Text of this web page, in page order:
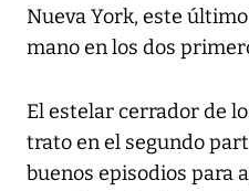
Nueva York, este
mano en los dos
El estelar cerrador de
trato en el segundo
buenos episodios para